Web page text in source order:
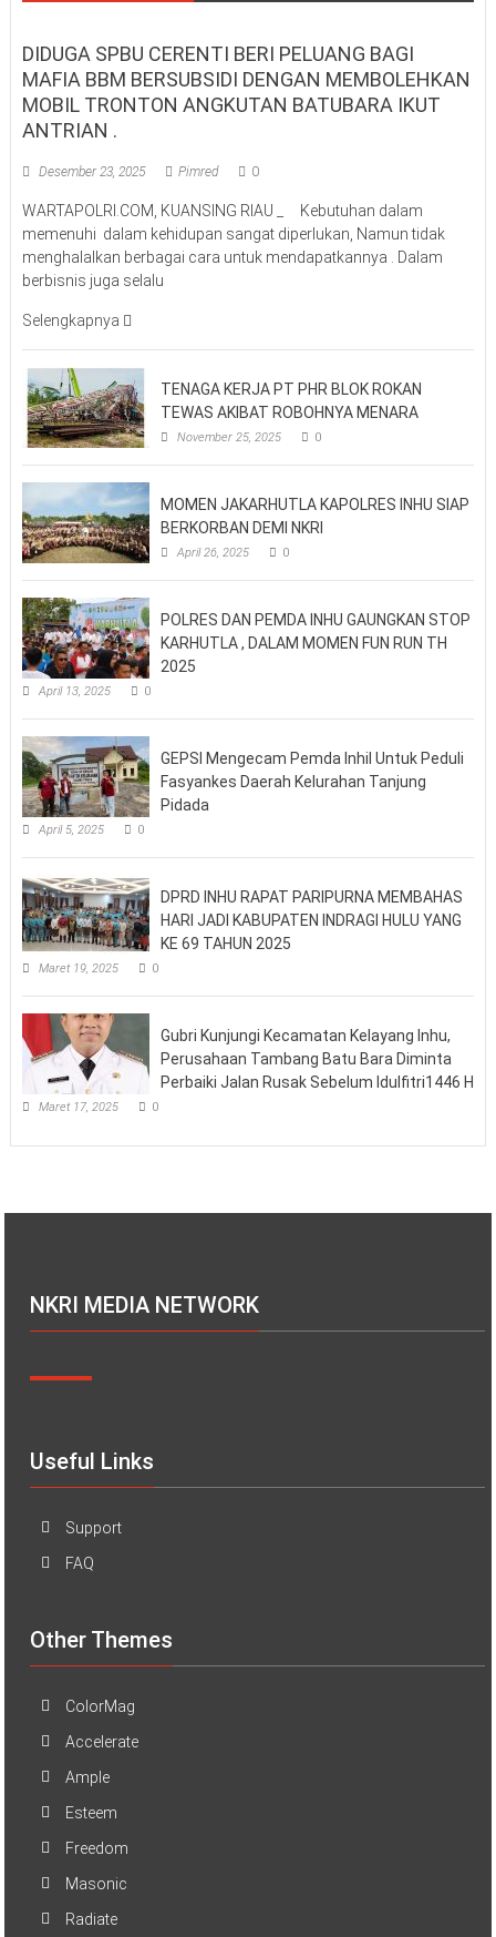
DIDUGA SPBU CERENTI BERI PELUANG BAGI
MAFIA BBM BERSUBSIDI DENGAN MEMBOLEHKAN
MOBIL TRONTON ANGKUTAN BATUBARA IKUT
ANTRIAN .
Desember 23, 2025 Pimred 0
WARTAPOLRI.COM, KUANSING RIAU _ Kebutuhan dalam
memenuhi dalam kehidupan sangat diperlukan, Namun tidak
menghalalkan berbagai cara untuk mendapatkannya . Dalam
berbisnis juga selalu
Selengkapnya
TENAGA KERJA PT PHR BLOK ROKAN
TEWAS AKIBAT ROBOHNYA MENARA
November 25, 2025 0
MOMEN JAKARHUTLA KAPOLRES INHU SIAP
BERKORBAN DEMI NKRI
April 26, 2025 0
POLRES DAN PEMDA INHU GAUNGKAN STOP
KARHUTLA , DALAM MOMEN FUN RUN TH
2025
April 13, 2025 0
GEPSI Mengecam Pemda Inhil Untuk Peduli
Fasyankes Daerah Kelurahan Tanjung
Pidada
April 5, 2025 0
DPRD INHU RAPAT PARIPURNA MEMBAHAS
HARI JADI KABUPATEN INDRAGI HULU YANG
KE 69 TAHUN 2025
Maret 19, 2025 0
Gubri Kunjungi Kecamatan Kelayang Inhu,
Perusahaan Tambang Batu Bara Diminta
Perbaiki Jalan Rusak Sebelum Idulfitri1446 H
Maret 17, 2025 0
NKRI MEDIA NETWORK
Useful Links
Support
FAQ
Other Themes
ColorMag
Accelerate
Ample
Esteem
Freedom
Masonic
Radiate